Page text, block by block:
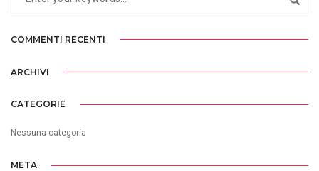
COMMENTI RECENTI
ARCHIVI
CATEGORIE
Nessuna categoria
META